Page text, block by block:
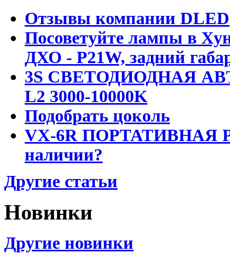
Отзывы компании DLED
Посоветуйте лампы в
ДХО - P21W, задний
3S СВЕТОДИОДНАЯ
L2 3000-10000K
Подобрать цоколь
VX-6R ПОРТАТИВНАЯ
наличии?
Другие статьи
Новинки
Другие новинки